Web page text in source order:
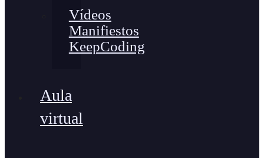
Vídeos
Manifiestos
KeepCoding
Aula
virtual